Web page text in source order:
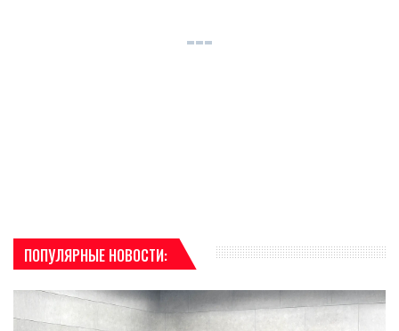
ПОПУЛЯРНЫЕ НОВОСТИ: